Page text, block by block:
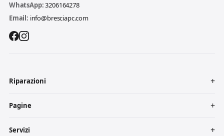
WhatsApp:3206164278
Email: info@bresciapc.com
Riparazioni
Pagine
Servizi